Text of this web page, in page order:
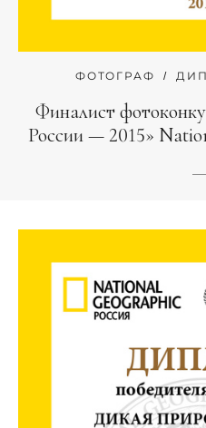
ФОТОГРАФ
Финалист
России — 2015»